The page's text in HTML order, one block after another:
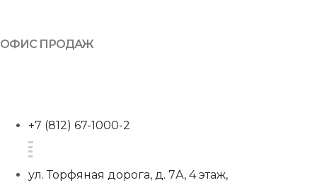
ОФИС ПРОДАЖ
+7 (812) 67-1000-2
ул. Торфяная дорога, д. 7А, 4 этаж,